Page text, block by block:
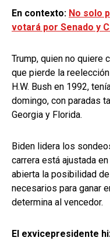
En contexto: No solo
votará por Senado y
Trump, quien no quiere
que pierde la
H.W. Bush en 1992,
domingo, con paradas
Georgia y Florida.
Biden lidera los
carrera está ajustada
abierta la posibilidad
necesarios para ganar
determina al vencedor.
El exvicepresidente